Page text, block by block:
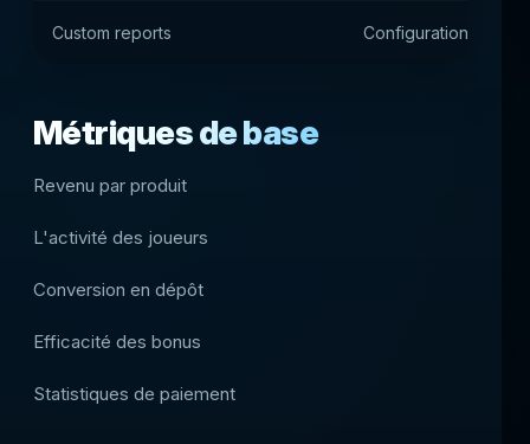
Custom reports Configuration
Métriques de base
Revenu par produit
L'activité des joueurs
Conversion en dépôt
Efficacité des bonus
Statistiques de paiement